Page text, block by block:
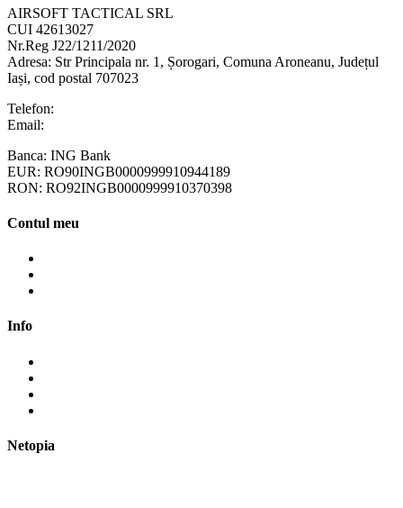
AIRSOFT TACTICAL SRL
CUI 42613027
Nr.Reg J22/1211/2020
Adresa: Str Principala nr. 1 , Șorogari, Comuna Aroneanu, Județul
Iași, cod postal 707023
Telefon:
Email:
Banca: ING Bank
EUR: RO90INGB0000999910944189
RON: RO92INGB0000999910370398
Contul meu
Info
Netopia